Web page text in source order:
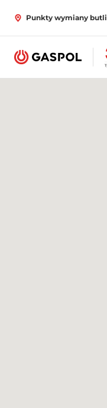
Punkty wymiany butli